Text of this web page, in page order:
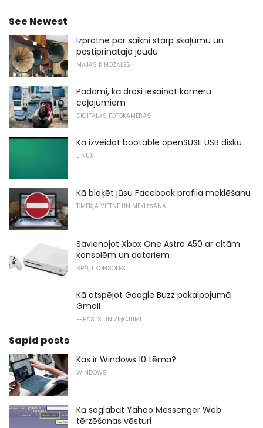
See Newest
Izpratne par saikni starp skaļumu un
pastiprinātāja jaudu
MĀJAS KINOZĀLES
Padomi, kā droši iesaiņot kameru
ceļojumiem
DIGITĀLĀS FOTOKAMERAS
Kā izveidot bootable openSUSE USB disku
LINUX
Kā bloķēt jūsu Facebook profila meklēšanu
TĪMEKĻA VIETNE UN MEKLĒŠANA
Savienojot Xbox One Astro A50 ar citām
konsolēm un datoriem
SPĒĻU KONSOLES
Kā atspējot Google Buzz pakalpojumā
Gmail
E-PASTS UN ZIŅOJUMI
Sapid posts
Kas ir Windows 10 tēma?
WINDOWS
Kā saglabāt Yahoo Messenger Web
tērzēšanas vēsturi